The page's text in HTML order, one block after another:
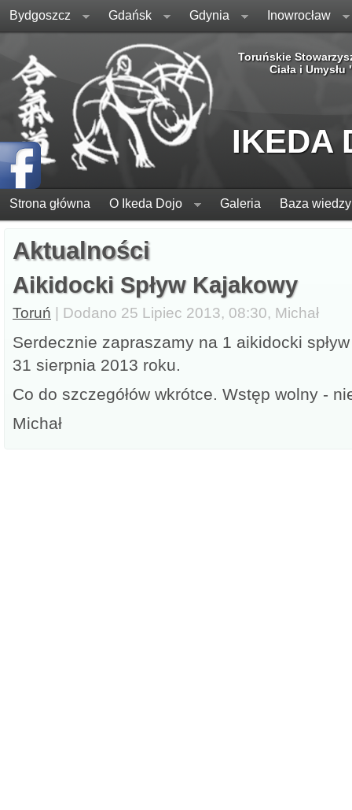
Bydgoszcz Gdańsk Gdynia Inowrocław
Toruńskie
Ciała i Umysłu
IKEDA
Strona główna O Ikeda Dojo Galeria Baza wiedzy
Aktualności
Aikidocki Spływ Kajakowy
Toruń | Dodano 25 Lipiec 2013, 08:30, Michał
Serdecznie zapraszamy na 1 aikidocki
31 sierpnia 2013 roku.
Co do szczegółów wkrótce. Wstęp wolny -
Michał